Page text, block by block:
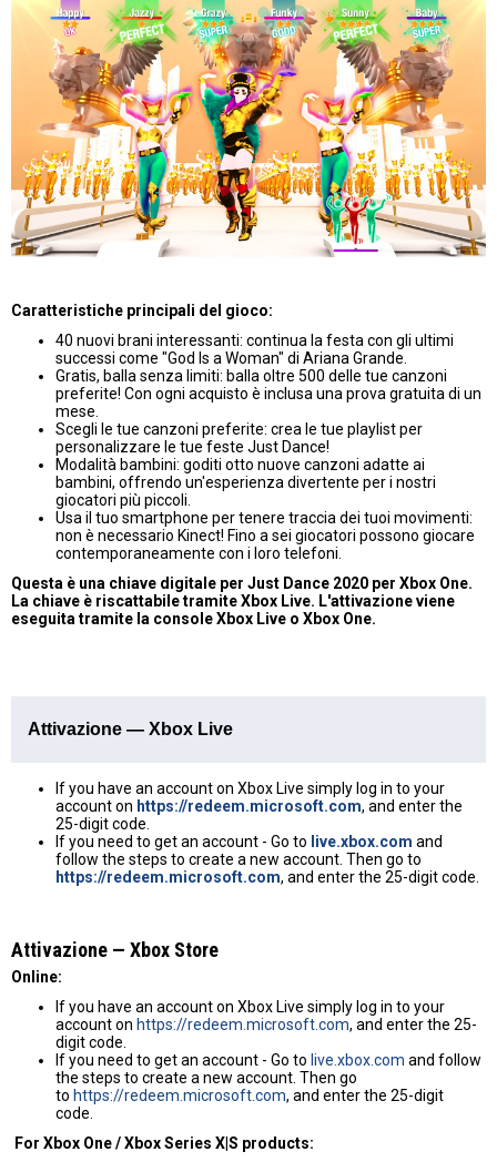
Caratteristiche principali del gioco:
40 nuovi brani interessanti: continua la festa con gli ultimi
successi come "God Is a Woman" di Ariana Grande.
Gratis, balla senza limiti: balla oltre 500 delle tue canzoni
preferite! Con ogni acquisto è inclusa una prova gratuita di un
mese.
Scegli le tue canzoni preferite: crea le tue playlist per
personalizzare le tue feste Just Dance!
Modalità bambini: goditi otto nuove canzoni adatte ai
bambini, offrendo un'esperienza divertente per i nostri
giocatori più piccoli.
Usa il tuo smartphone per tenere traccia dei tuoi movimenti:
non è necessario Kinect! Fino a sei giocatori possono giocare
contemporaneamente con i loro telefoni.
Questa è una chiave digitale per Just Dance 2020 per Xbox One.
La chiave è riscattabile tramite Xbox Live. L'attivazione viene
eseguita tramite la console Xbox Live o Xbox One.
Attivazione — Xbox Live
If you have an account on Xbox Live simply log in to your
account on https://redeem.microsoft.com, and enter the
25-digit code.
If you need to get an account - Go to live.xbox.com and
follow the steps to create a new account. Then go to
https://redeem.microsoft.com, and enter the 25-digit code.
Attivazione — Хbox Store
Online:
If you have an account on Xbox Live simply log in to your
account on https://redeem.microsoft.com, and enter the 25-
digit code.
If you need to get an account - Go to live.xbox.com and follow
the steps to create a new account. Then go
to https://redeem.microsoft.com, and enter the 25-digit
code.
For Xbox One / Xbox Series X|S products: